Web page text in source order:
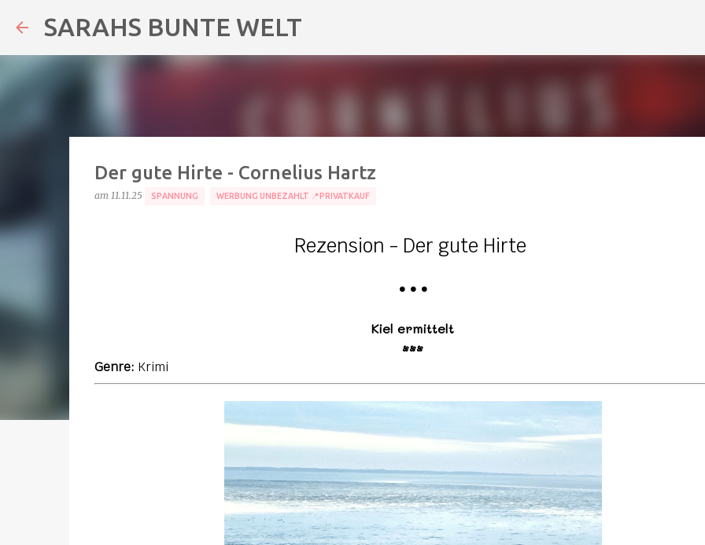
SARAHS BUNTE WELT
Der gute Hirte - Cornelius Hartz
am 11.11.25 SPANNUNG WERBUNG UNBEZAHLT 📍PRIVATKAUF
Rezension - Der gute Hirte
• • •
Kiel ermittelt
•••
Genre: Krimi